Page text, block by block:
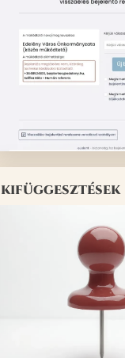
kifüggesztések